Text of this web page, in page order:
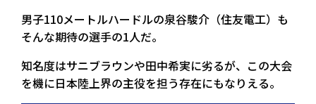
男子110メートルハードルの泉谷駿介（住友電工）も
そんな期待の選手の1人だ。
知名度はサニブラウンや田中希実に劣るが、この大会
を機に日本陸上界の主役を担う存在にもなりえる。